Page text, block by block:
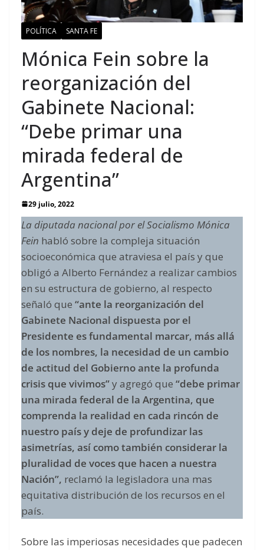
POLÍTICA SANTA FE
Mónica Fein sobre la
reorganización del
Gabinete Nacional:
“Debe primar una
mirada federal de
Argentina”
29 julio, 2022
La diputada nacional por el Socialismo Mónica
Fein habló sobre la compleja situación
socioeconómica que atraviesa el país y que
obligó a Alberto Fernández a realizar cambios
en su estructura de gobierno, al respecto
señaló que “ante la reorganización del
Gabinete Nacional dispuesta por el
Presidente es fundamental marcar, más allá
de los nombres, la necesidad de un cambio
de actitud del Gobierno ante la profunda
crisis que vivimos”y agregó que “debe primar
una mirada federal de la Argentina, que
comprenda la realidad en cada rincón de
nuestro país y deje de profundizar las
asimetrías, así como también considerar la
pluralidad de voces que hacen a nuestra
Nación”, reclamó la legisladora una mas
equitativa distribución de los recursos en el
país.
Sobre las imperiosas necesidades que padecen